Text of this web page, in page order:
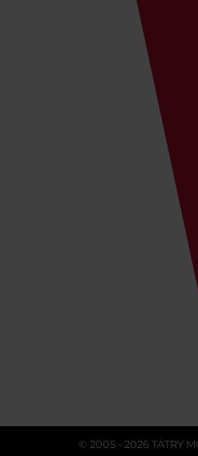
© 2005 - 2026 TATRY